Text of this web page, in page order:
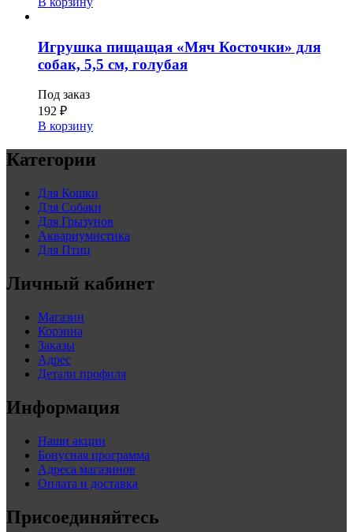
Игрушка пищащая «Мяч Косточки» для
собак, 5,5 см, голубая
Под заказ
192 ₽
В корзину
Категории
Для Кошки
Для Собаки
Для Грызунов
Аквариумистика
Для Птиц
Личный кабинет
Магазин
Корзина
Заказы
Адрес
Детали профиля
Информация
Наши акции
Бонусная программа
Адреса магазинов
Оплата и доставка
Присоединяйтесь